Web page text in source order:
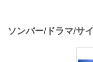
ソンバー/ドラマ/サ